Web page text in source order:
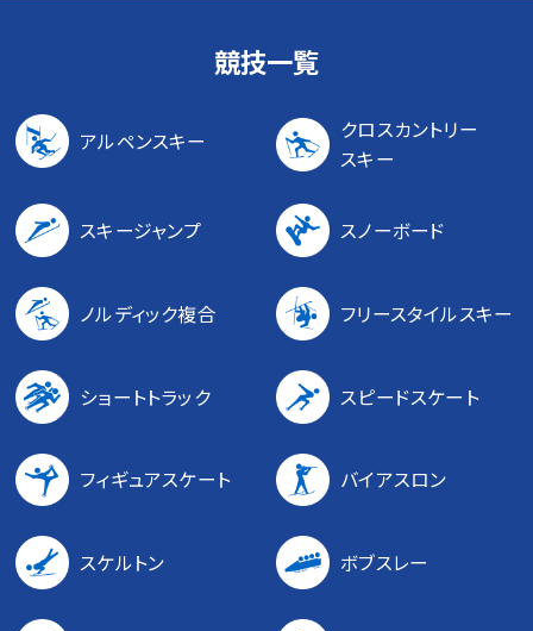
競技一覧
アルペンスキー
クロスカントリー
スキー
スキージャンプ スノーボード
ノルディック複合 フリースタイルスキー
ショートトラック スピードスケート
フィギュアスケート バイアスロン
スケルトン ボブスレー